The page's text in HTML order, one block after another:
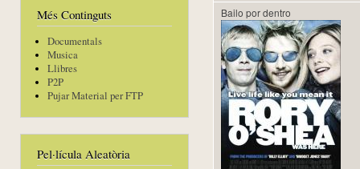
Més Continguts
Documentals
Musica
Llibres
P2P
Pujar Material per FTP
Pel·lícula Aleatòria
Bailo por dentro